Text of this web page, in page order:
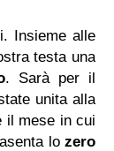
Insieme alle
testa una
. Sarà per il
unita alla
il mese in cui
lo zero